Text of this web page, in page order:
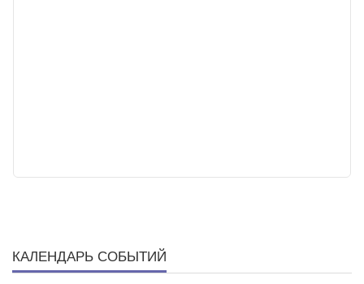
КАЛЕНДАРЬ СОБЫТИЙ